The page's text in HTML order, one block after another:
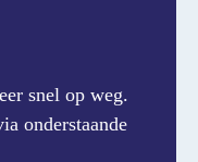
snel op weg.
onderstaande